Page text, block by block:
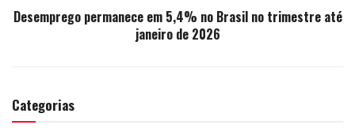
Desemprego permanece em 5,4% no Brasil no trimestre até
janeiro de 2026
Categorias